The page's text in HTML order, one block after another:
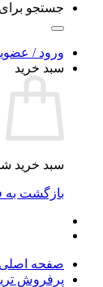
جستجو
ورود /
سبد خرید
سبد خرید
بازگشت به
صفحه اصلی
پرفروش